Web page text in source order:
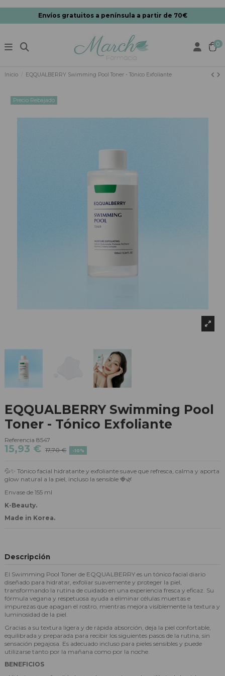
Envíos gratuitos a península a partir de 70€
0
Inicio EQQUALBERRY Swimming Pool Toner - Tónico Exfoliante
Precio Rebajado
EQQUALBERRY Swimming Pool
Toner - Tónico Exfoliante
Referencia 8547
15,93 € 17,70 € -10%
💦✨ Tónico facial hidratante y exfoliante suave que refresca, calma y aporta
glow natural a la piel, incluso la sensible 🍓🌿
Envase de 155 ml
K-Beauty.
Made in Korea.
Descripción
El Swimming Pool Toner de EQQUALBERRY es un tónico facial diario
diseñado para hidratar, exfoliar suavemente y proteger la piel,
transformando la rutina de cuidado en una experiencia fresca y eficaz. Su
fórmula vegana y respetuosa ayuda a eliminar células muertas e
impurezas que apagan el rostro, mientras mejora visiblemente la textura y
luminosidad de la piel.
Gracias a su textura ligera y de rápida absorción, deja la piel confortable,
equilibrada y preparada para recibir los siguientes pasos de la rutina, sin
sensación pegajosa. Es adecuado incluso para pieles sensibles y puede
utilizarse tanto por la mañana como por la noche.
BENEFICIOS